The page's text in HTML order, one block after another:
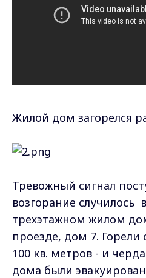
Жилой дом загорелся
Тревожный сигнал
возгорание случилось
трехэтажном жилом
проезде, дом 7. Горели
100 кв. метров - и
дома были